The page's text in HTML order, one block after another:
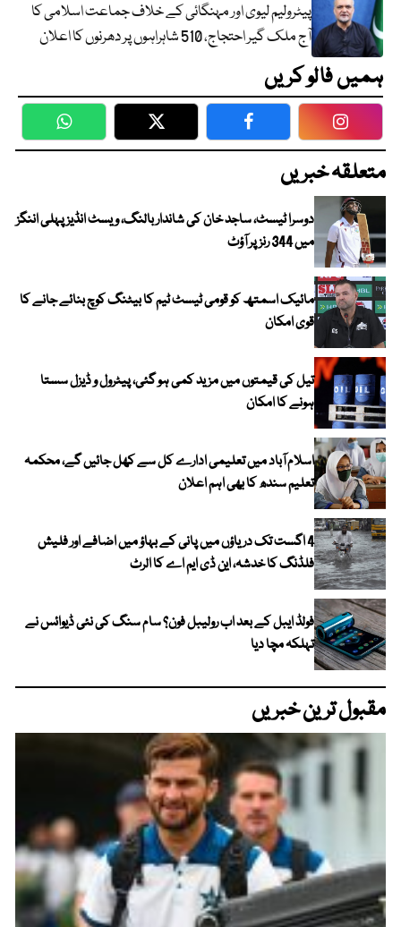
پیٹرولیم لیوی اور مہنگائی کے خلاف جماعت اسلامی کا
آج ملک گیر احتجاج، 510 شاہراہوں پر دھرنوں کا اعلان
ہمیں فالو کریں
WhatsApp Twitter Facebook
متعلقہ خبریں
دوسرا ٹیسٹ، ساجد خان کی شاندار بالنگ، ویسٹ انڈیز پہلی اننگز
میں 344 رنز پر آؤٹ
مائیک اسمتھ کو قومی ٹیسٹ ٹیم کا بیٹنگ کوچ بنائے جانے کا
قوی امکان
تیل کی قیمتوں میں مزید کمی ہو گئی، پیٹرول و ڈیزل سستا
ہونے کا امکان
اسلام آباد میں تعلیمی ادارے کل سے کھل جائیں گے، محکمہ
تعلیم سندھ کا بھی اہم اعلان
4 اگست تک دریاؤں میں پانی کے بہاؤ میں اضافے اور فلیش
فلڈنگ کا خدشہ، این ڈی ایم اے کا الرٹ
فولڈ ایبل کے بعد اب رولیبل فون؟ سام سنگ کی نئی ڈیوائس نے
تہلکہ مچا دیا
مقبول ترین خبریں